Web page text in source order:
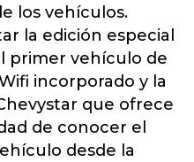
los vehículos.
la edición especial
primer vehículo de
incorporado y la
que ofrece
de conocer el
desde la